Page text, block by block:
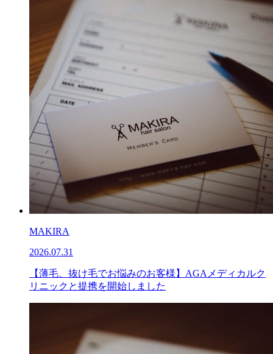
MAKIRA
2026.07.31
【薄毛、抜け毛でお悩みのお客様】AGAメディカルク
リニックと提携を開始しました